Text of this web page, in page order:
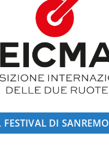
FESTIVAL DI SANREMO